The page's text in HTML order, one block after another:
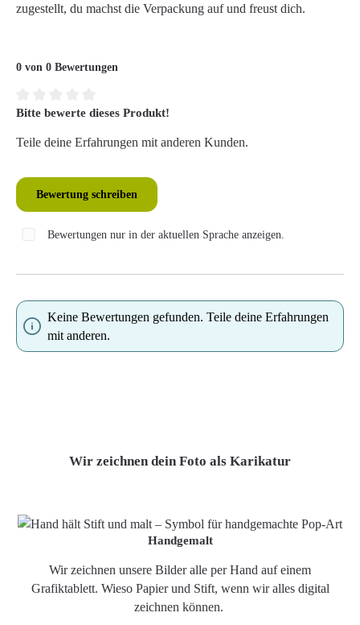
zugestellt, du machst die Verpackung auf und freust dich.
0 von 0 Bewertungen
Durchschnittliche Bewertung von 0 von 5 Sternen
Bitte bewerte dieses Produkt!
Teile deine Erfahrungen mit anderen Kunden.
Bewertung schreiben
Bewertungen nur in der aktuellen Sprache anzeigen.
Keine Bewertungen gefunden. Teile deine Erfahrungen
mit anderen.
Wir zeichnen dein Foto als Karikatur
Handgemalt
Wir zeichnen unsere Bilder alle per Hand auf einem
Grafiktablett. Wieso Papier und Stift, wenn wir alles digital
zeichnen können.